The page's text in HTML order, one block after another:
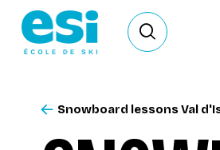
Ouvrir le
Snowboard lessons Val